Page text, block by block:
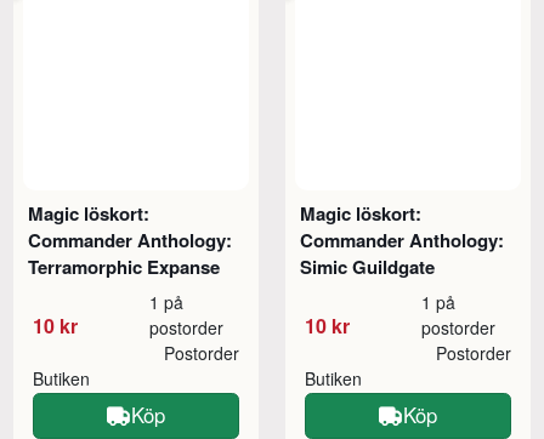
Magic löskort:
Commander Anthology:
Terramorphic Expanse
10 kr
1 på
postorder
Butiken
Postorder
Köp
Magic löskort:
Commander Anthology:
Simic Guildgate
10 kr
1 på
postorder
Butiken
Postorder
Köp